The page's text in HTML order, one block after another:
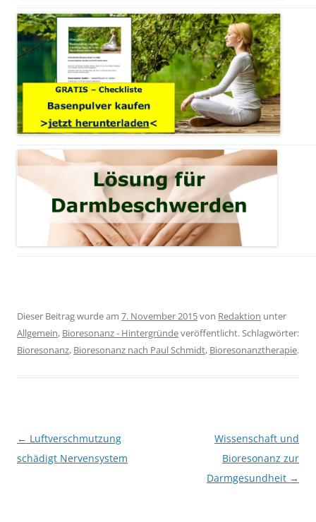
Dieser Beitrag wurde am 7. November 2015von Redaktion unter
Allgemein, Bioresonanz - Hintergründeveröffentlicht. Schlagwörter:
Bioresonanz, Bioresonanz nach Paul Schmidt, Bioresonanztherapie.
Beitragsnavigation
← Luftverschmutzung
schädigt Nervensystem
Wissenschaft und
Bioresonanz zur
Darmgesundheit →